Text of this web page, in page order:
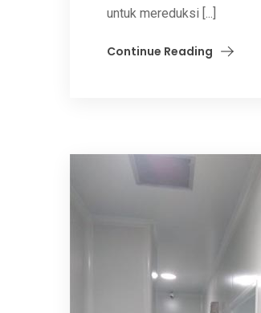
untuk mereduksi [...]
Continue Reading